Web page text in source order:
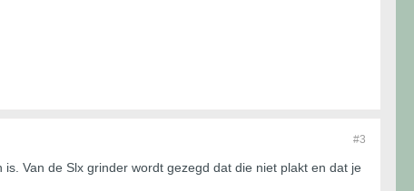
#3
Van de Slx grinder wordt gezegd dat die niet plakt en dat je